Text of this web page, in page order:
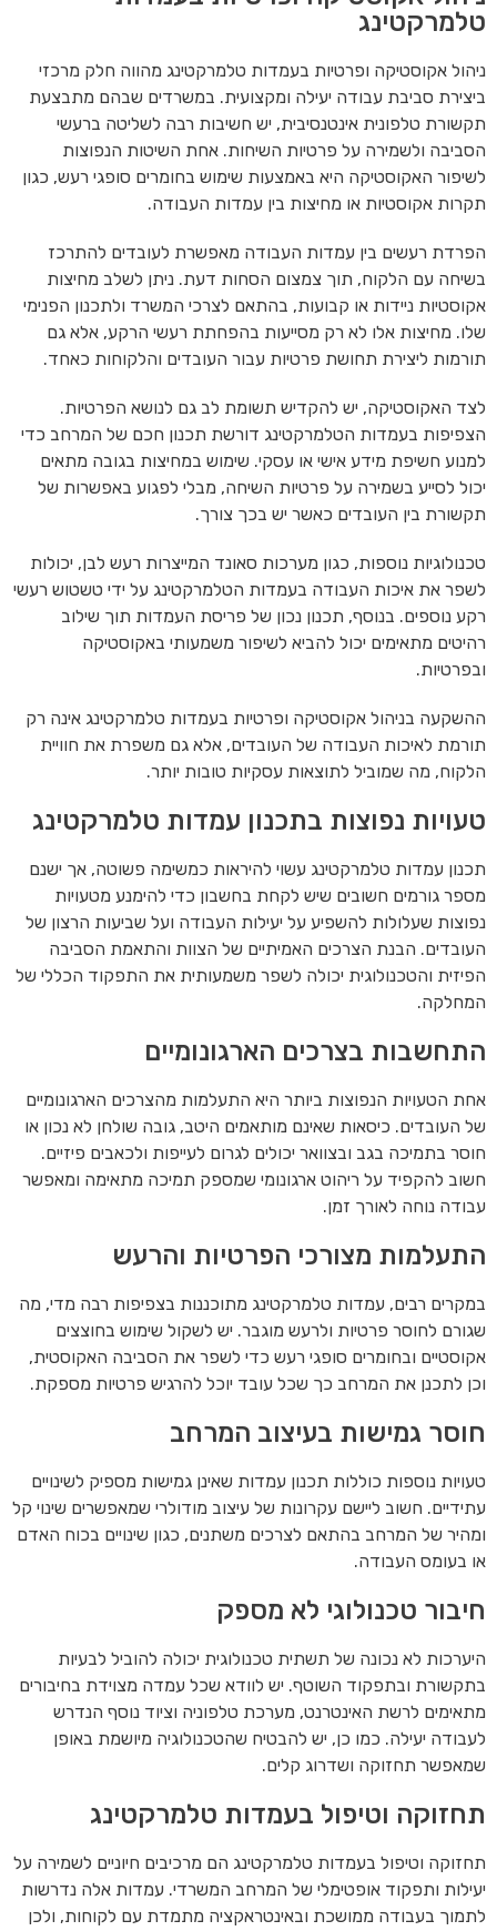
טלמרקטינג
ניהול אקוסטיקה ופרטיות בעמדות טלמרקטינג מהווה חלק מרכזי
ביצירת סביבת עבודה יעילה ומקצועית. במשרדים שבהם מתבצעת
תקשורת טלפונית אינטנסיבית, יש חשיבות רבה לשליטה ברעשי
הסביבה ולשמירה על פרטיות השיחות. אחת השיטות הנפוצות
לשיפור האקוסטיקה היא באמצעות שימוש בחומרים סופגי רעש, כגון
תקרות אקוסטיות או מחיצות בין עמדות העבודה.
הפרדת רעשים בין עמדות העבודה מאפשרת לעובדים להתרכז
בשיחה עם הלקוח, תוך צמצום הסחות דעת. ניתן לשלב מחיצות
אקוסטיות ניידות או קבועות, בהתאם לצרכי המשרד ולתכנון הפנימי
שלו. מחיצות אלו לא רק מסייעות בהפחתת רעשי הרקע, אלא גם
תורמות ליצירת תחושת פרטיות עבור העובדים והלקוחות כאחד.
לצד האקוסטיקה, יש להקדיש תשומת לב גם לנושא הפרטיות.
הצפיפות בעמדות הטלמרקטינג דורשת תכנון חכם של המרחב כדי
למנוע חשיפת מידע אישי או עסקי. שימוש במחיצות בגובה מתאים
יכול לסייע בשמירה על פרטיות השיחה, מבלי לפגוע באפשרות של
תקשורת בין העובדים כאשר יש בכך צורך.
טכנולוגיות נוספות, כגון מערכות סאונד המייצרות רעש לבן, יכולות
לשפר את איכות העבודה בעמדות הטלמרקטינג על ידי טשטוש רעשי
רקע נוספים. בנוסף, תכנון נכון של פריסת העמדות תוך שילוב
רהיטים מתאימים יכול להביא לשיפור משמעותי באקוסטיקה
ובפרטיות.
ההשקעה בניהול אקוסטיקה ופרטיות בעמדות טלמרקטינג אינה רק
תורמת לאיכות העבודה של העובדים, אלא גם משפרת את חוויית
הלקוח, מה שמוביל לתוצאות עסקיות טובות יותר.
טעויות נפוצות בתכנון עמדות טלמרקטינג
תכנון עמדות טלמרקטינג עשוי להיראות כמשימה פשוטה, אך ישנם
מספר גורמים חשובים שיש לקחת בחשבון כדי להימנע מטעויות
נפוצות שעלולות להשפיע על יעילות העבודה ועל שביעות הרצון של
העובדים. הבנת הצרכים האמיתיים של הצוות והתאמת הסביבה
הפיזית והטכנולוגית יכולה לשפר משמעותית את התפקוד הכללי של
המחלקה.
התחשבות בצרכים הארגונומיים
אחת הטעויות הנפוצות ביותר היא התעלמות מהצרכים הארגונומיים
של העובדים. כיסאות שאינם מותאמים היטב, גובה שולחן לא נכון או
חוסר בתמיכה בגב ובצוואר יכולים לגרום לעייפות ולכאבים פיזיים.
חשוב להקפיד על ריהוט ארגונומי שמספק תמיכה מתאימה ומאפשר
עבודה נוחה לאורך זמן.
התעלמות מצורכי הפרטיות והרעש
במקרים רבים, עמדות טלמרקטינג מתוכננות בצפיפות רבה מדי, מה
שגורם לחוסר פרטיות ולרעש מוגבר. יש לשקול שימוש בחוצצים
אקוסטיים ובחומרים סופגי רעש כדי לשפר את הסביבה האקוסטית,
וכן לתכנן את המרחב כך שכל עובד יוכל להרגיש פרטיות מספקת.
חוסר גמישות בעיצוב המרחב
טעויות נוספות כוללות תכנון עמדות שאינן גמישות מספיק לשינויים
עתידיים. חשוב ליישם עקרונות של עיצוב מודולרי שמאפשרים שינוי קל
ומהיר של המרחב בהתאם לצרכים משתנים, כגון שינויים בכוח האדם
או בעומס העבודה.
חיבור טכנולוגי לא מספק
היערכות לא נכונה של תשתית טכנולוגית יכולה להוביל לבעיות
בתקשורת ובתפקוד השוטף. יש לוודא שכל עמדה מצוידת בחיבורים
מתאימים לרשת האינטרנט, מערכת טלפוניה וציוד נוסף הנדרש
לעבודה יעילה. כמו כן, יש להבטיח שהטכנולוגיה מיושמת באופן
שמאפשר תחזוקה ושדרוג קלים.
תחזוקה וטיפול בעמדות טלמרקטינג
תחזוקה וטיפול בעמדות טלמרקטינג הם מרכיבים חיוניים לשמירה על
יעילות ותפקוד אופטימלי של המרחב המשרדי. עמדות אלה נדרשות
לתמוך בעבודה ממושכת ובאינטראקציה מתמדת עם לקוחות, ולכן